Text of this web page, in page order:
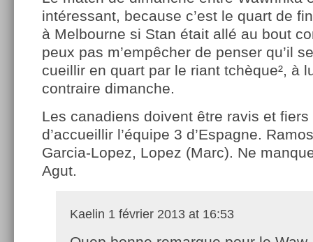
intéressant, because c’est le quart de
à Melbourne si Stan était allé au bout
peux pas m’empêcher de penser qu’il
cueillir en quart par le riant tchèque², à
contraire dimanche.
Les canadiens doivent être ravis et fiers
d’accueillir l’équipe 3 d’Espagne.
Garcia-Lopez, Lopez (Marc). Ne
Agut.
Kaelin 1 février 2013 at 16:53